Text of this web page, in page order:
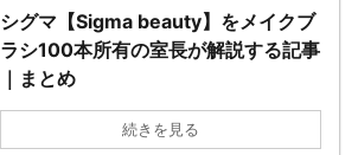
シグマ【Sigma beauty】をメイクブ
ラシ100本所有の室長が解説する記事
｜まとめ
続きを見る